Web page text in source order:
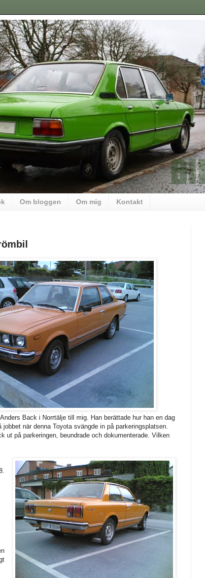
Om bloggen Om mig Kontakt
Back i Norrtälje till mig. Han berättade hur han en dag
jobbet när denna Toyota svängde in på parkeringsplatsen.
ut på parkeringen, beundrade och dokumenterade. Vilken